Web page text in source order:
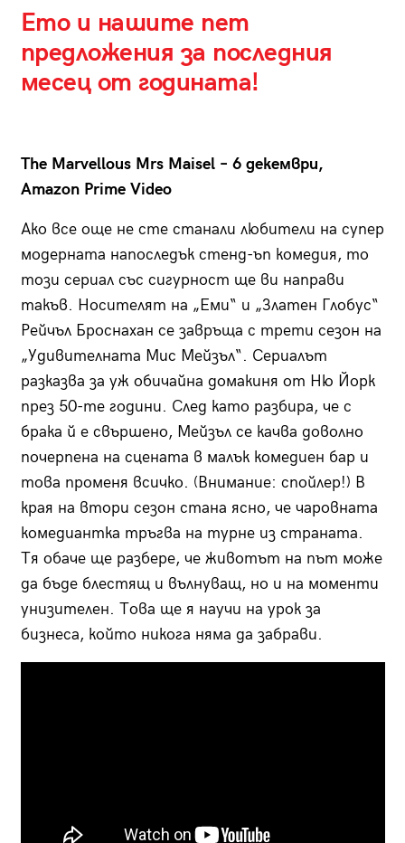
Ето и нашите пет
предложения за последния
месец от годината!
The Marvellous Mrs Maisel – 6 декември,
Amazon Prime Video
Ако все още не сте станали любители на супер
модерната напоследък стенд-ъп комедия, то
този сериал със сигурност ще ви направи
такъв. Носителят на „Еми“ и „Златен Глобус“
Рейчъл Броснахан се завръща с трети сезон на
„Удивителната Мис Мейзъл“. Сериалът
разказва за уж обичайна домакиня от Ню Йорк
през 50-те години. След като разбира, че с
брака й е свършено, Мейзъл се качва доволно
почерпена на сцената в малък комедиен бар и
това променя всичко. (Внимание: спойлер!) В
края на втори сезон стана ясно, че чаровната
комедиантка тръгва на турне из страната.
Тя обаче ще разбере, че животът на път може
да бъде блестящ и вълнуващ, но и на моменти
унизителен. Това ще я научи на урок за
бизнеса, който никога няма да забрави.